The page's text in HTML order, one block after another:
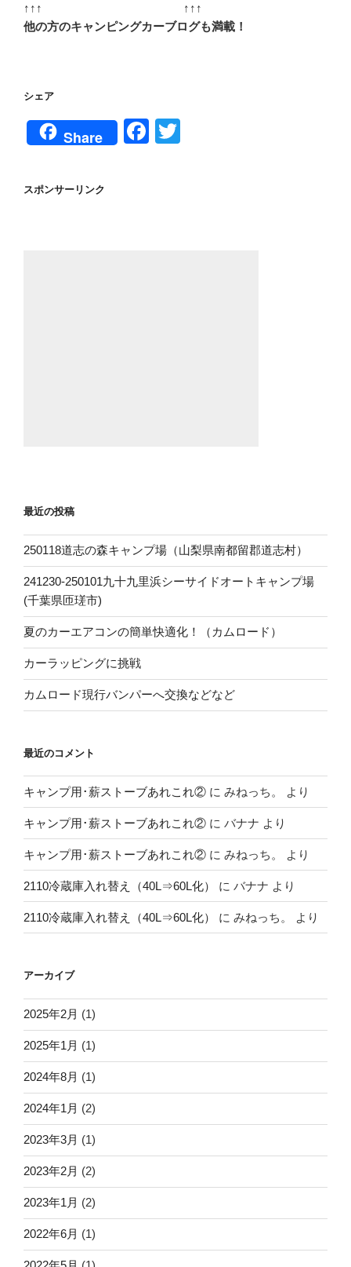
↑↑↑ ↑↑↑
他の方のキャンピングカーブログも満載！
シェア
Share
F
スポンサーリンク
最近の投稿
250118道志の森キャンプ場（山梨県南都留郡道志村）
241230-250101九十九里浜シーサイドオートキャンプ場
(千葉県匝瑳市)
夏のカーエアコンの簡単快適化！（カムロード）
カーラッピングに挑戦
カムロード現行バンパーへ交換などなど
最近のコメント
キャンプ用･薪ストーブあれこれ② に みねっち。 より
キャンプ用･薪ストーブあれこれ② に バナナ より
キャンプ用･薪ストーブあれこれ② に みねっち。 より
2110冷蔵庫入れ替え（40L⇒60L化） に バナナ より
2110冷蔵庫入れ替え（40L⇒60L化） に みねっち。 より
アーカイブ
2025年2月 (1)
2025年1月 (1)
2024年8月 (1)
2024年1月 (2)
2023年3月 (1)
2023年2月 (2)
2023年1月 (2)
2022年6月 (1)